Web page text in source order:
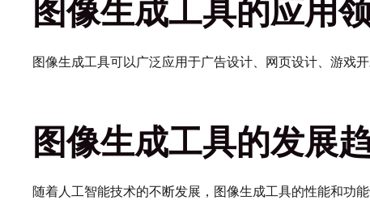
图像生成工具的应用
图像生成工具可以广泛应用于广告设计、网页设计、游戏
图像生成工具的发展
随着人工智能技术的不断发展，图像生成工具的性能和功